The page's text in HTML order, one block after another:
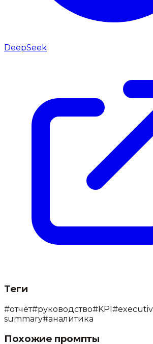
DeepSeek
Теги
#отчёт#руководство#KPI #
summary#аналитика
Похожие промпты